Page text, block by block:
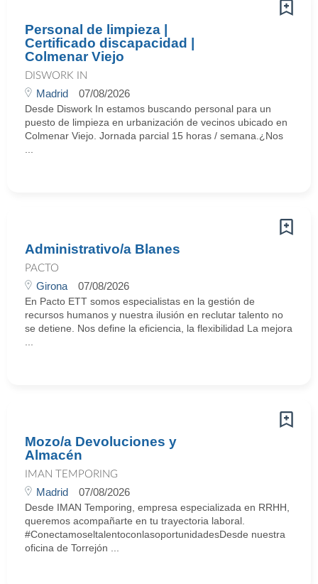
Personal de limpieza |
Certificado discapacidad |
Colmenar Viejo
DISWORK IN
Madrid 07/08/2026
Desde Diswork In estamos buscando personal para un
puesto de limpieza en urbanización de vecinos ubicado en
Colmenar Viejo. Jornada parcial 15 horas / semana.¿Nos
Administrativo/a Blanes
PACTO
Girona 07/08/2026
En Pacto ETT somos especialistas en la gestión de
recursos humanos y nuestra ilusión en reclutar talento no
se detiene. Nos define la eficiencia, la flexibilidad La mejora
Mozo/a Devoluciones y
Almacén
IMAN TEMPORING
Madrid 07/08/2026
Desde IMAN Temporing, empresa especializada en RRHH,
queremos acompañarte en tu trayectoria laboral.
#ConectamoseltalentoconlasoportunidadesDesde nuestra
oficina de Torrejón ...